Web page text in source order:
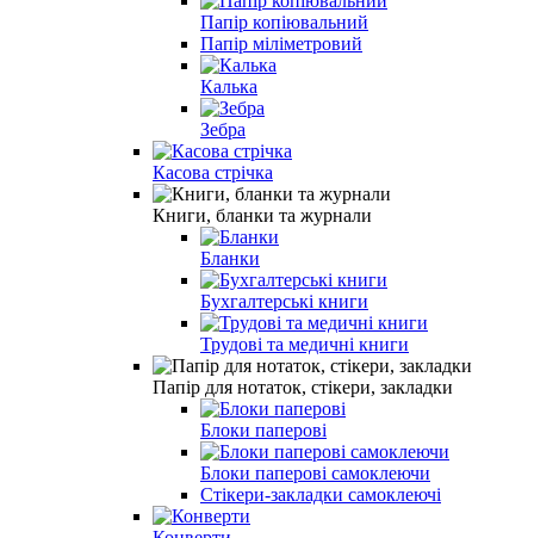
Папір копіювальний
Папір міліметровий
Калька
Зебра
Касова стрічка
Книги, бланки та журнали
Бланки
Бухгалтерські книги
Трудові та медичні книги
Папiр для нотаток, стікери, закладки
Блоки паперовi
Блоки паперовi самоклеючи
Стікери-закладки самоклеючі